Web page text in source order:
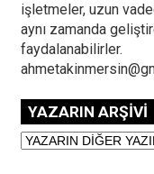
işletmeler, uzun
aynı zamanda
faydalanabilirler.
YAZARIN ARŞİVİ